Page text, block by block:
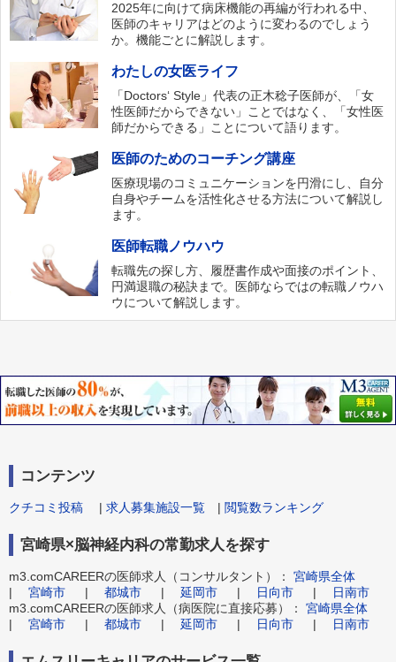
2025年に向けて病床機能の再編が行われる中、
医師のキャリアはどのように変わるのでしょう
か。機能ごとに解説します。
わたしの女医ライフ
「Doctors‘ Style」代表の正木稔子医師が、「女
性医師だからできない」ことではなく、「女性医
師だからできる」ことについて語ります。
医師のためのコーチング講座
医療現場のコミュニケーションを円滑にし、自分
自身やチームを活性化させる方法について解説し
ます。
医師転職ノウハウ
転職先の探し方、履歴書作成や面接のポイント、
円満退職の秘訣まで。医師ならではの転職ノウハ
ウについて解説します。
コンテンツ
クチコミ投稿 | 求人募集施設一覧 | 閲覧数ランキング
宮崎県×脳神経内科の常勤求人を探す
m3.comCAREERの医師求人（コンサルタント）： 宮崎県全体
| 宮崎市 | 都城市 | 延岡市 | 日向市 |
日南市
m3.comCAREERの医師求人（病医院に直接応募）： 宮崎県全体
| 宮崎市 | 都城市 | 延岡市 | 日向市 | 日南市